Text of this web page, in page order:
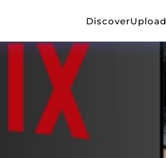
DiscoverUpload